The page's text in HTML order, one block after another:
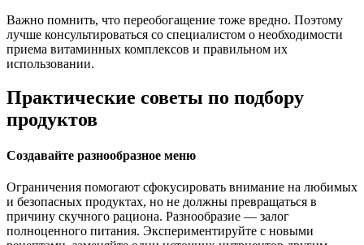
Важно помнить, что переобогащение тоже вредно. Поэтому
лучше консультироваться со специалистом о необходимости
приема витаминных комплексов и правильном их
использовании.
Практические советы по подбору
продуктов
Создавайте разнообразное меню
Ограничения помогают сфокусировать внимание на любимых
и безопасных продуктах, но не должны превращаться в
причину скучного рациона. Разнообразие — залог
полноценного питания. Экспериментируйте с новыми